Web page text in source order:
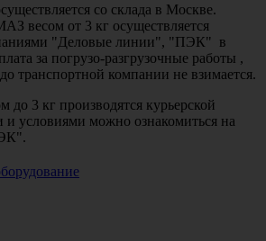
со склада в Москве.
весом от 3 кг осуществляется
"Деловые линии", "ПЭК" в
за погрузо-разгрузочные работы ,
транспортной компании не взимается.
до 3 кг производятся курьерской
условиями можно ознакомиться на